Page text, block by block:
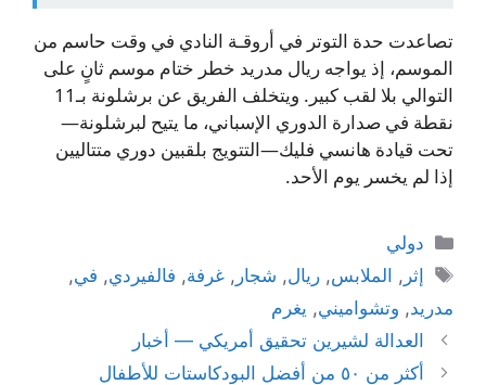
تصاعدت حدة التوتر في أروقـة النادي في وقت حاسم من
الموسم، إذ يواجه ريال مدريد خطر ختام موسم ثانٍ على
التوالي بلا لقب كبير. ويتخلف الفريق عن برشلونة بـ11
نقطة في صدارة الدوري الإسباني، ما يتيح لبرشلونة—
تحت قيادة هانسي فليك—التتويج بلقبين دوري متتاليين
إذا لم يخسر يوم الأحد.
التصنيفات
دولي
الوسوم
إثر , الملابس,ريال, شجار ,غرفة, فالفيردي, في,
مدريد, وتشواميني, يغرم
العدالة لشيرين تحقيق أمريكي — أخبار
أكثر من ٥٠ من أفضل البودكاستات للأطفال